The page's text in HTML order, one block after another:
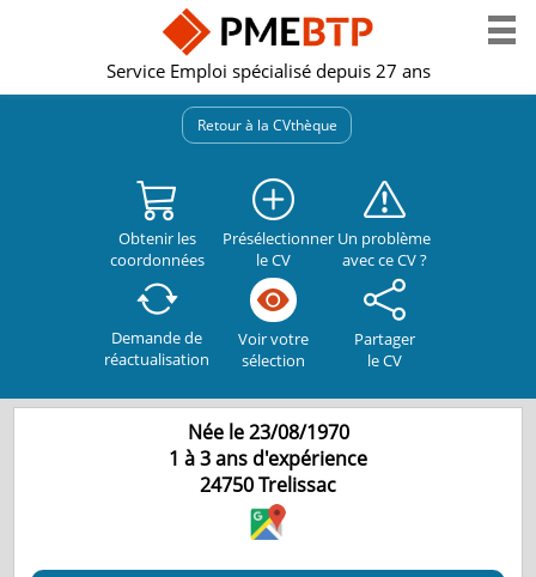
Service Emploi spécialisé depuis 27 ans
Retour à la CVthèque
Obtenir les
coordonnées
Présélectionner
le CV
Un problème
avec ce CV ?
Demande de
réactualisation
Voir votre
sélection
Partager
le CV
Née le 23/08/1970
1 à 3 ans d'expérience
24750Trelissac